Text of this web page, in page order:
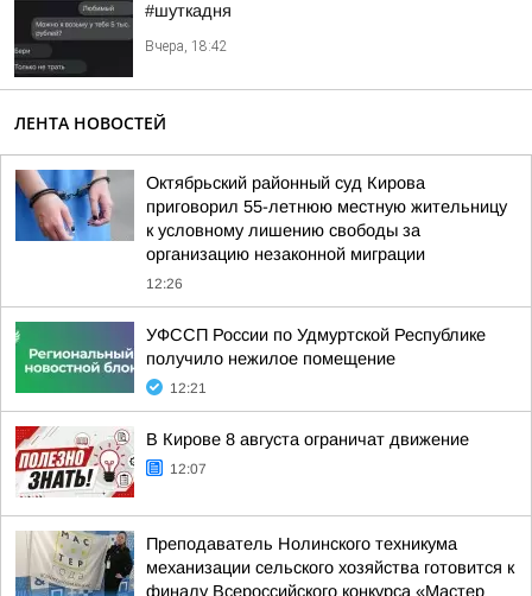
#шуткадня
Вчера, 18:42
ЛЕНТА НОВОСТЕЙ
Октябрьский районный суд Кирова
приговорил 55-летнюю местную жительницу
к условному лишению свободы за
организацию незаконной миграции
12:26
УФССП России по Удмуртской Республике
получило нежилое помещение
12:21
В Кирове 8 августа ограничат движение
12:07
Преподаватель Нолинского техникума
механизации сельского хозяйства готовится к
финалу Всероссийского конкурса «Мастер